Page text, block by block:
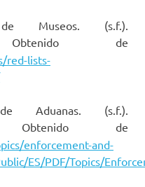
de Museos. (s.f.).
de
red-lists-
Aduanas. (s.f.).
de
enforcement-and-
ES/PDF/Topics/